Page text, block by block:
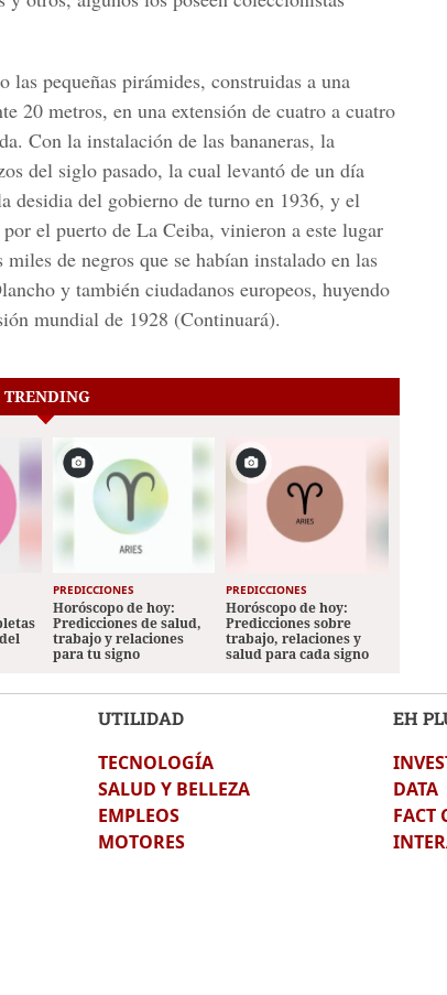
pequeñas pirámides, construidas a una
20 metros, en una extensión de cuatro a cuatro
Con la instalación de las bananeras, la
del siglo pasado, la cual levantó de un día
desidia del gobierno de turno en 1936, y el
el puerto de La Ceiba, vinieron a este lugar
de negros que se habían instalado en las
y también ciudadanos europeos, huyendo
mundial de 1928 (Continuará).
TRENDING
PREDICCIONES
Horóscopo de hoy:
Predicciones de salud,
trabajo y relaciones
para tu signo
PREDICCIONES
Horóscopo de hoy:
Predicciones sobre
trabajo, relaciones y
salud para cada signo
UTILIDAD
TECNOLOGÍA
SALUD Y BELLEZA
EMPLEOS
MOTORES
EH
DATA
FACT